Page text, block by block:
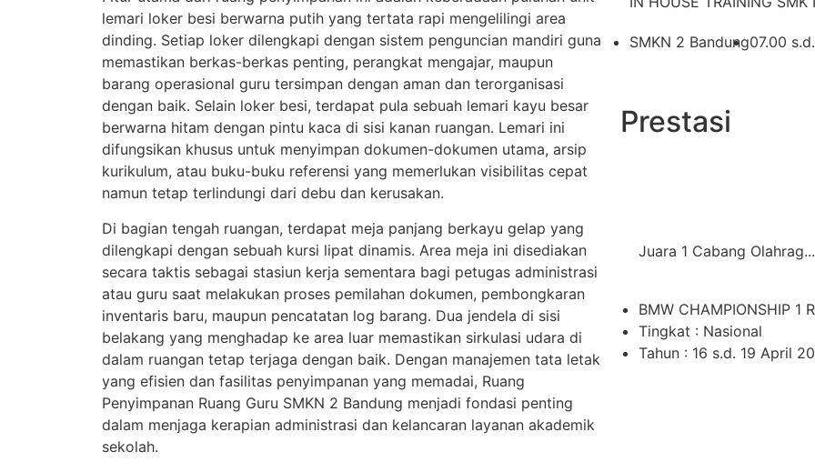
lemari loker besi berwarna putih yang tertata rapi mengelilingi area
dinding. Setiap loker dilengkapi dengan sistem penguncian mandiri guna
memastikan berkas-berkas penting, perangkat mengajar, maupun
barang operasional guru tersimpan dengan aman dan terorganisasi
dengan baik. Selain loker besi, terdapat pula sebuah lemari kayu besar
berwarna hitam dengan pintu kaca di sisi kanan ruangan. Lemari ini
difungsikan khusus untuk menyimpan dokumen-dokumen utama, arsip
kurikulum, atau buku-buku referensi yang memerlukan visibilitas cepat
namun tetap terlindungi dari debu dan kerusakan.
Di bagian tengah ruangan, terdapat meja panjang berkayu gelap yang
dilengkapi dengan sebuah kursi lipat dinamis. Area meja ini disediakan
secara taktis sebagai stasiun kerja sementara bagi petugas administrasi
atau guru saat melakukan proses pemilahan dokumen, pembongkaran
inventaris baru, maupun pencatatan log barang. Dua jendela di sisi
belakang yang menghadap ke area luar memastikan sirkulasi udara di
dalam ruangan tetap terjaga dengan baik. Dengan manajemen tata letak
yang efisien dan fasilitas penyimpanan yang memadai, Ruang
Penyimpanan Ruang Guru SMKN 2 Bandung menjadi fondasi penting
dalam menjaga kerapian administrasi dan kelancaran layanan akademik
sekolah.
SMKN 2 Bandung07.00
Prestasi
Juara 1 Cabang Olahrag...
BMW CHAMPIONSHIP 1
Tingkat : Nasional
Tahun : 16 s.d. 19 April